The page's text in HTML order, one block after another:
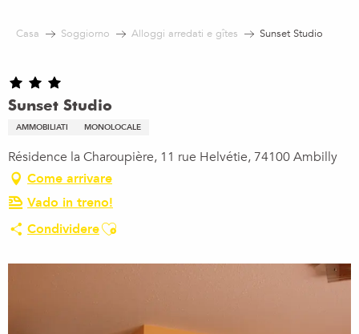
Casa Soggiorno Alloggi arredati e gîtes Sunset Studio
Sunset Studio
AMMOBILIATI MONOLOCALE
Résidence la Charoupière, 11 rue Helvétie, 74100 Ambilly
Come arrivare
Vado in treno!
CondividereAjouter aux favoris